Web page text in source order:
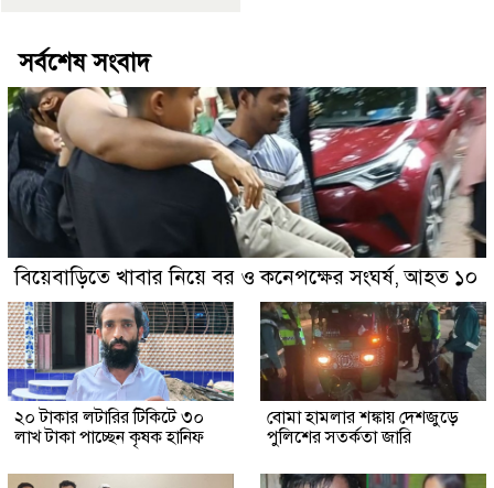
সর্বশেষ সংবাদ
বিয়েবাড়িতে খাবার নিয়ে বর ও কনেপক্ষের সংঘর্ষ, আহত ১০
২০ টাকার লটারির টিকিটে ৩০
লাখ টাকা পাচ্ছেন কৃষক হানিফ
বোমা হামলার শঙ্কায় দেশজুড়ে
পুলিশের সতর্কতা জারি